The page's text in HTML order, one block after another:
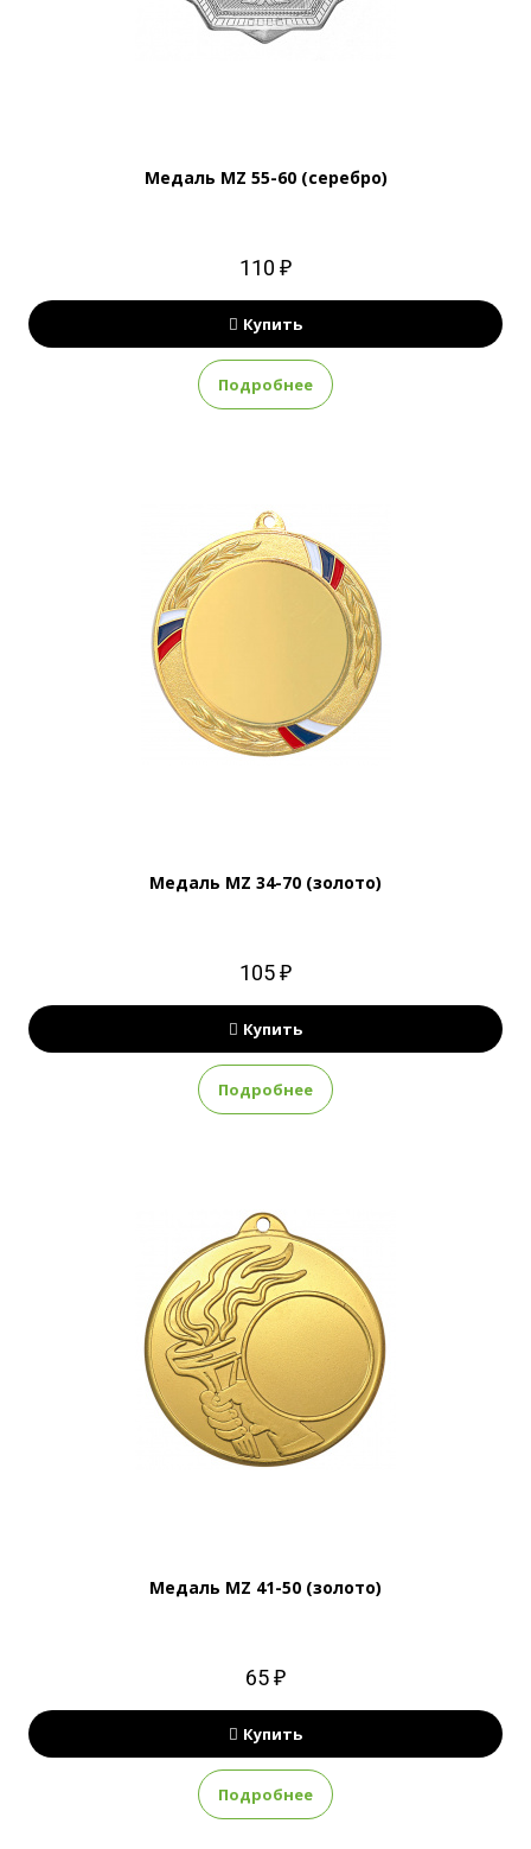
Медаль MZ 55-60 (серебро)
110 ₽
Купить
Подробнее
Медаль MZ 34-70 (золото)
105 ₽
Купить
Подробнее
Медаль MZ 41-50 (золото)
65 ₽
Купить
Подробнее